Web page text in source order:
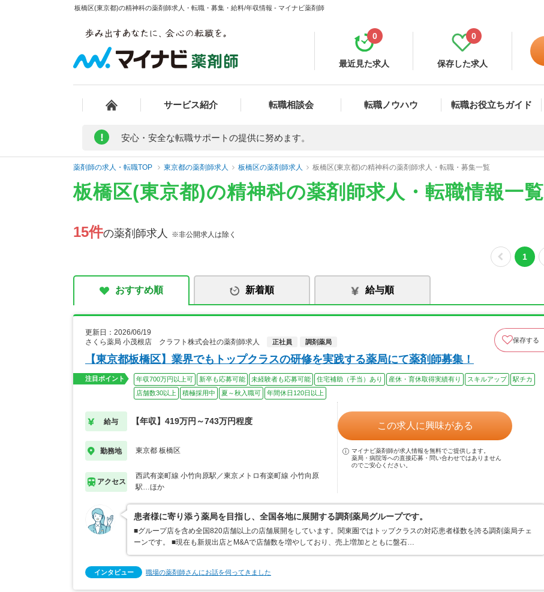
板橋区(東京都)の精神科の薬剤師求人・転職・募集・給料/年収情報 - マイナビ薬剤師
最近見た求人
0
保存した求人
0
サービス紹介 転職相談会 転職ノウハウ 転職お役立ちガイド
! 安心・安全な転職サポートの提供に努めます。
薬剤師の求人・転職TOP 東京都の薬剤師求人 板橋区の薬剤師求人 板橋区(東京都)の精神科の薬剤師求人・転職・募集一覧
板橋区(東京都)の精神科の薬剤師求人・転職情報一覧
15件の薬剤師求人 ※非公開求人は除く
1
おすすめ順 新着順 給与順
更新日：2026/06/19
さくら薬局 小茂根店 クラフト株式会社の薬剤師求人
正社員 調剤薬局 保存する
【東京都板橋区】業界でもトップクラスの研修を実践する薬局にて薬剤師募集！
注目ポイント 年収700万円以上可 新卒も応募可能 未経験者も応募可能 住宅補助（手当）あり 産休・育休取得実績有り スキルアップ
駅チカ
店舗数30以上
積極採用中 夏～秋入職可 年間休日120日以上
給与 【年収】419万円～743万円程度
勤務地 東京都 板橋区
アクセス
西武有楽町線 小竹向原駅／東京メトロ有楽町線 小竹向原
駅…ほか
この求人に興味がある
マイナビ薬剤師が求人情報を無料でご提供します。
薬局・病院等への直接応募・問い合わせではありません
のでご安心ください。
患者様に寄り添う薬局を目指し、全国各地に展開する調剤薬局グループです。
■グループ店を含め全国820店舗以上の店舗展開をしています。関東圏ではトップクラスの対応患者様数を誇る調剤薬局チェ
ーンです。 ■現在も新規出店とM&Aで店舗数を増やしており、売上増加とともに盤石…
インタビュー 職場の薬剤師さんにお話を伺ってきました